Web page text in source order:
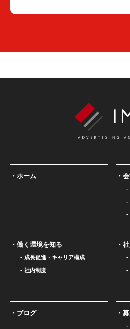
ホーム
働く環境を知る
成長促進・キャリア構成
社内制度
ブログ